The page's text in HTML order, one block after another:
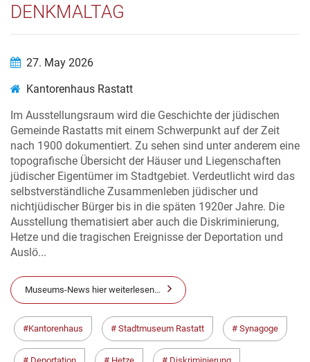
DENKMALTAG
27. May 2026
Kantorenhaus Rastatt
Im Ausstellungsraum wird die Geschichte der jüdischen
Gemeinde Rastatts mit einem Schwerpunkt auf der Zeit
nach 1900 dokumentiert. Zu sehen sind unter anderem eine
topografische Übersicht der Häuser und Liegenschaften
jüdischer Eigentümer im Stadtgebiet. Verdeutlicht wird das
selbstverständliche Zusammenleben jüdischer und
nichtjüdischer Bürger bis in die späten 1920er Jahre. Die
Ausstellung thematisiert aber auch die Diskriminierung,
Hetze und die tragischen Ereignisse der Deportation und
Auslö...
Museums-News hier weiterlesen…
Kantorenhaus Stadtmuseum Rastatt Synagoge